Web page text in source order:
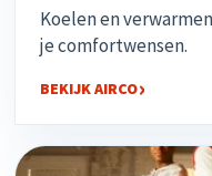
Koelen en
je comfortwensen.
BEKIJK AIRCO